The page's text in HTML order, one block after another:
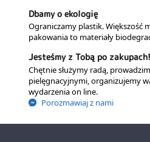
Dbamy o ekologię
Ograniczamy plastik. Większość
pakowania to materiały
Jesteśmy z Tobą po zakupach!
Chętnie służymy radą,
pielęgnacyjnymi, organizujemy
wydarzenia on line.
Porozmawiaj z nami